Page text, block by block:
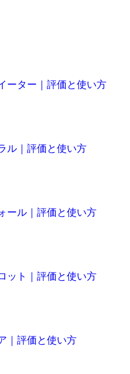
ーター｜評価と使い方
ル｜評価と使い方
ール｜評価と使い方
ット｜評価と使い方
｜評価と使い方